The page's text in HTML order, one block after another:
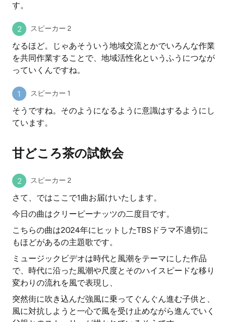
す。
スピーカー 2
なるほど。じゃあそういう地域交流とかでいろんな作業
を共同作業することで、地域活性化というふうにつなが
っていくんですね。
スピーカー 1
そうですね。そのようになるように意識はするようにし
ています。
甘どころ茶の試飲会
スピーカー 2
さて、ではここで1曲お届けいたします。
今日の曲はクリーピーナッツの二度目です。
こちらの曲は2024年にヒットしたTBSドラマ不適切に
もほどがあるの主題歌です。
ミュージックビデオは時代と風潮をテーマにした作品
で、時代に沿った風潮や尺度とそのハイスピードな移り
変わりの流れを風で表現し、
突然街に吹き込んだ強風に乗ってぐんぐん進む子供と、
風に対抗しようと一心で風を受け止めながら進んでいく